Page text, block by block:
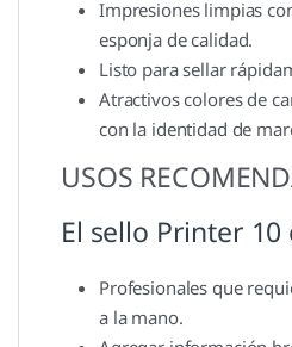
Impresiones limpias
esponja de calidad.
Listo para sellar
Atractivos colores de
con la identidad de
USOS
El sello Printer
Profesionales que
a la mano.